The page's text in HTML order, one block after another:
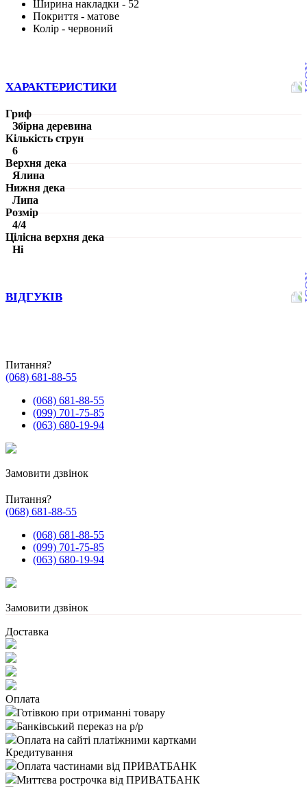
Ширина накладки - 52
Покриття - матове
Колір - червоний
ХАРАКТЕРИСТИКИ
Гриф
Збірна деревина
Кількість струн
6
Верхня дека
Ялина
Нижня дека
Липа
Розмір
4/4
Цілісна верхня дека
Ні
ВІДГУКІВ
Питання?
(068) 681-88-55
(068) 681-88-55
(099) 701-75-85
(063) 680-19-94
Замовити дзвінок
Питання?
(068) 681-88-55
(068) 681-88-55
(099) 701-75-85
(063) 680-19-94
Замовити дзвінок
Доставка
Оплата
Готівкою при отриманні товару
Банківський переказ на р/р
Оплата на сайті платіжними картками
Кредитування
Оплата частинами від ПРИВАТБАНК
Миттєва рострочка від ПРИВАТБАНК